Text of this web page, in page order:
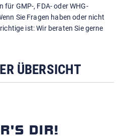
GMP-, FDA- oder WHG-
Sie Fragen haben oder nicht
ist: Wir beraten Sie gerne
ÜBERSICHT
DIR!